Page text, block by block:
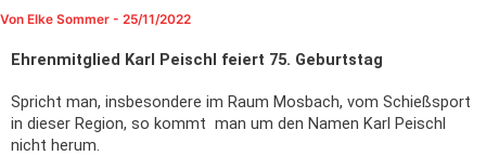
Von Elke Sommer - 25/11/2022
Ehrenmitglied Karl Peischl feiert 75. Geburtstag
Spricht man, insbesondere im Raum Mosbach, vom Schießsport
in dieser Region, so kommt man um den Namen Karl Peischl
nicht herum.